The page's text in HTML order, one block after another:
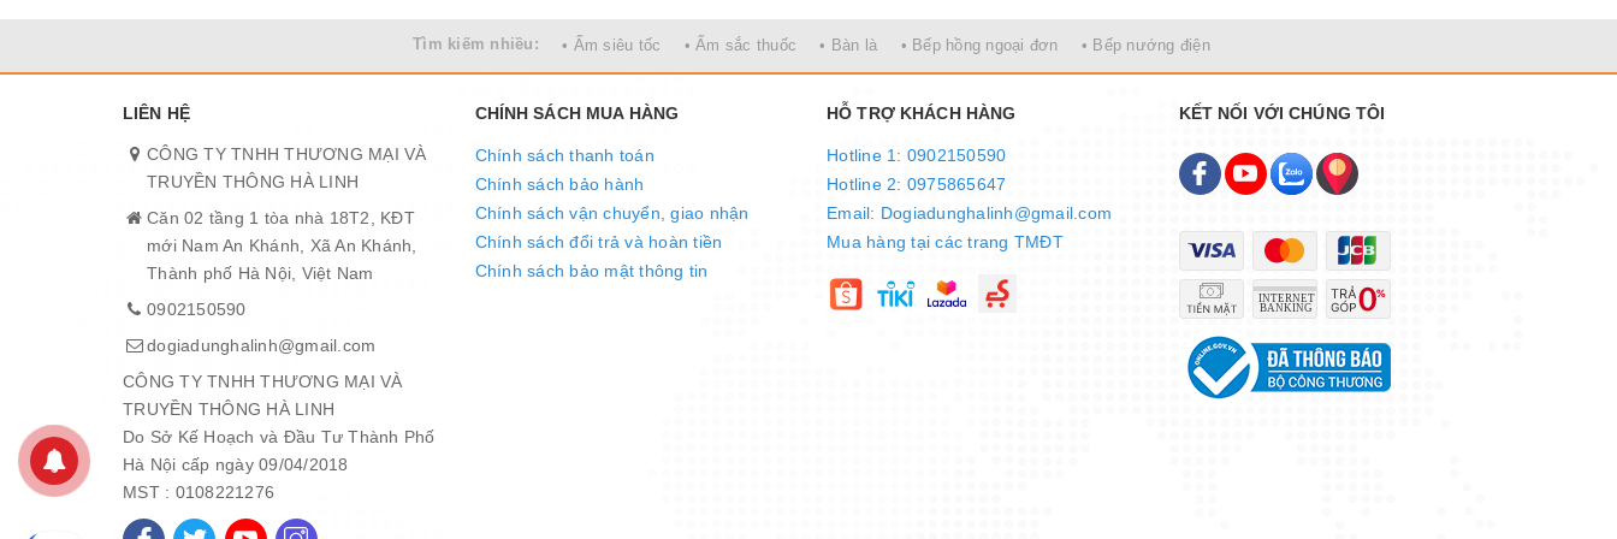
THIẾT KẾ
KIỂU DÁNG MỚI LẠ - ĐỘC ĐÁO – TIỆN DỤNG
Thân nồi làm bằng chất liệu bền đẹp, an toàn
Thân nồi được làm bằng tôn phủ nhũ in hoa văn màu đỏ – cam nổi bật, bền cứng, hạn chế bám bẩn, dễ dàng lau chùi. Lớp phủ
ngoài chống oxy hóa giúp sản phẩm không gỉ, bền lâu theo thời gian. Trong khi đó, vung nồi và đáy nồi làm từ nhựa cao cấp,
Tìm kiếm nhiều: • Ấm siêu tốc • Ấm sắc thuốc • Bàn là • Bếp hồng ngoại đơn • Bếp nướng điện
LIÊN HỆ
CÔNG TY TNHH THƯƠNG MẠI VÀ
TRUYỀN THÔNG HÀ LINH
Căn 02 tầng 1 tòa nhà 18T2, KĐT
mới Nam An Khánh, Xã An Khánh,
Thành phố Hà Nội, Việt Nam
0902150590
dogiadunghalinh@gmail.com
CÔNG TY TNHH THƯƠNG MẠI VÀ
TRUYỀN THÔNG HÀ LINH
Do Sở Kế Hoạch và Đầu Tư Thành Phố
Hà Nội cấp ngày 09/04/2018
MST : 0108221276
CHÍNH SÁCH MUA HÀNG
Chính sách thanh toán
Chính sách bảo hành
Chính sách vận chuyển, giao nhận
Chính sách đổi trả và hoàn tiền
Chính sách bảo mật thông tin
HỖ TRỢ KHÁCH HÀNG
Hotline 1: 0902150590
Hotline 2: 0975865647
Email: Dogiadunghalinh@gmail.com
Mua hàng tại các trang TMĐT
KẾT NỐI VỚI CHÚNG TÔI